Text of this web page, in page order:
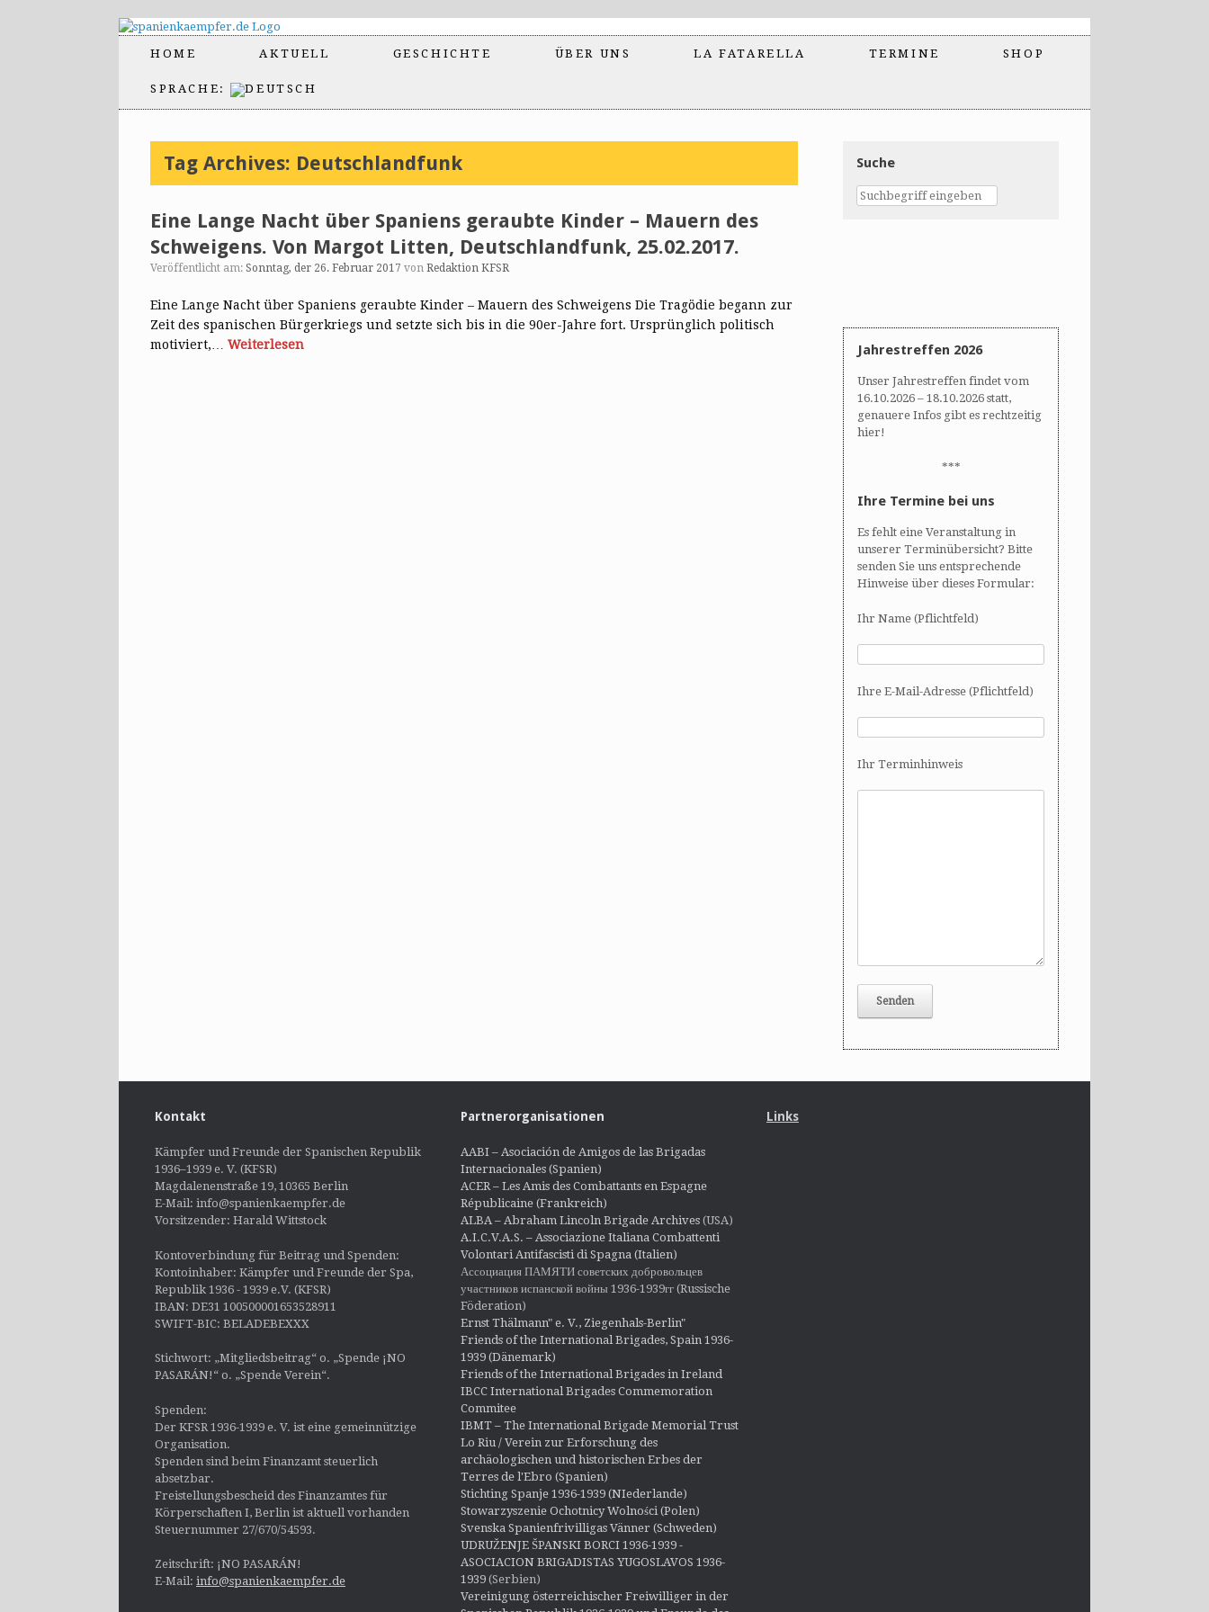
HOME AKTUELL GESCHICHTE ÜBER UNS LA FATARELLA TERMINE SHOP
SPRACHE:
Tag Archives: Deutschlandfunk
Eine Lange Nacht über Spaniens geraubte Kinder – Mauern des
Schweigens. Von Margot Litten, Deutschlandfunk, 25.02.2017.
Veröffentlicht am: Sonntag, der 26. Februar 2017 von Redaktion KFSR
Eine Lange Nacht über Spaniens geraubte Kinder – Mauern des Schweigens Die Tragödie begann zur
Zeit des spanischen Bürgerkriegs und setzte sich bis in die 90er-Jahre fort. Ursprünglich politisch
motiviert,… Weiterlesen
Suche
Jahrestreffen 2026
Unser Jahrestreffen findet vom
16.10.2026 – 18.10.2026 statt,
genauere Infos gibt es rechtzeitig
hier!
***
Ihre Termine bei uns
Es fehlt eine Veranstaltung in
unserer Terminübersicht? Bitte
senden Sie uns entsprechende
Hinweise über dieses Formular:
Ihr Name (Pflichtfeld)
Ihre E-Mail-Adresse (Pflichtfeld)
Ihr Terminhinweis
Kontakt
Kämpfer und Freunde der Spanischen Republik
1936–1939 e. V. (KFSR)
Magdalenenstraße 19, 10365 Berlin
E-Mail: info@spanienkaempfer.de
Vorsitzender: Harald Wittstock
Kontoverbindung für Beitrag und Spenden:
Kontoinhaber: Kämpfer und Freunde der Spa,
Republik 1936 - 1939 e.V. (KFSR)
IBAN: DE31 100500001653528911
SWIFT-BIC: BELADEBEXXX
Stichwort: „Mitgliedsbeitrag“ o. „Spende ¡NO
PASARÁN!“ o. „Spende Verein“.
Spenden:
Der KFSR 1936-1939 e. V. ist eine gemeinnützige
Organisation.
Spenden sind beim Finanzamt steuerlich
absetzbar.
Freistellungsbescheid des Finanzamtes für
Körperschaften I, Berlin ist aktuell vorhanden
Steuernummer 27/670/54593.
Zeitschrift: ¡NO PASARÁN!
E-Mail: info@spanienkaempfer.de
Partnerorganisationen
AABI – Asociación de Amigos de las Brigadas
Internacionales (Spanien)
ACER – Les Amis des Combattants en Espagne
Républicaine (Frankreich)
ALBA – Abraham Lincoln Brigade Archives(USA)
A.I.C.V.A.S. – Associazione Italiana Combattenti
Volontari Antifascisti di Spagna (Italien)
Ассоциация ПАМЯТИ советских добровольцев
участников испанской войны 1936-1939гг (Russische
Föderation)
Ernst Thälmann" e. V., Ziegenhals-Berlin"
Friends of the International Brigades, Spain 1936-
1939 (Dänemark)
Friends of the International Brigades in Ireland
IBCC International Brigades Commemoration
Commitee
IBMT – The International Brigade Memorial Trust
Lo Riu / Verein zur Erforschung des
archäologischen und historischen Erbes der
Terres de l'Ebro (Spanien)
Stichting Spanje 1936-1939 (NIederlande)
Stowarzyszenie Ochotnicy Wolności (Polen)
Svenska Spanienfrivilligas Vänner (Schweden)
UDRUŽENJE ŠPANSKI BORCI 1936-1939 -
ASOCIACION BRIGADISTAS YUGOSLAVOS 1936-
1939(Serbien)
Vereinigung österreichischer Freiwilliger in der
Links